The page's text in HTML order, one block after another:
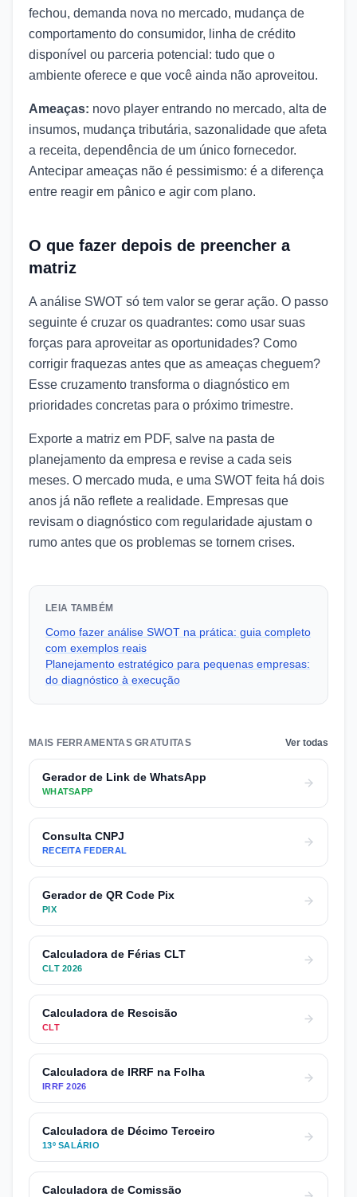
fechou, demanda nova no mercado, mudança de
comportamento do consumidor, linha de crédito
disponível ou parceria potencial: tudo que o
ambiente oferece e que você ainda não aproveitou.
Ameaças: novo player entrando no mercado, alta de
insumos, mudança tributária, sazonalidade que afeta
a receita, dependência de um único fornecedor.
Antecipar ameaças não é pessimismo: é a diferença
entre reagir em pânico e agir com plano.
O que fazer depois de preencher a
matriz
A análise SWOT só tem valor se gerar ação. O passo
seguinte é cruzar os quadrantes: como usar suas
forças para aproveitar as oportunidades? Como
corrigir fraquezas antes que as ameaças cheguem?
Esse cruzamento transforma o diagnóstico em
prioridades concretas para o próximo trimestre.
Exporte a matriz em PDF, salve na pasta de
planejamento da empresa e revise a cada seis
meses. O mercado muda, e uma SWOT feita há dois
anos já não reflete a realidade. Empresas que
revisam o diagnóstico com regularidade ajustam o
rumo antes que os problemas se tornem crises.
LEIA TAMBÉM
Como fazer análise SWOT na prática: guia completo
com exemplos reais
Planejamento estratégico para pequenas empresas:
do diagnóstico à execução
MAIS FERRAMENTAS GRATUITAS Ver todas
Gerador de Link de WhatsApp
WHATSAPP
Consulta CNPJ
RECEITA FEDERAL
Gerador de QR Code Pix
PIX
Calculadora de Férias CLT
CLT 2026
Calculadora de Rescisão
CLT
Calculadora de IRRF na Folha
IRRF 2026
Calculadora de Décimo Terceiro
13º SALÁRIO
Calculadora de Comissão